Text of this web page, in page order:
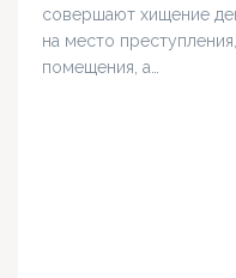
совершают хищение
на место
помещения, а…